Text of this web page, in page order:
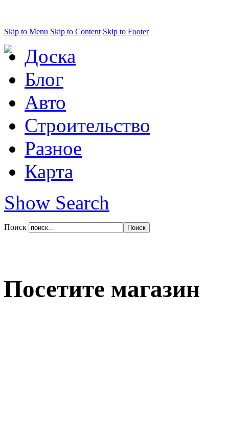
Skip to Menu Skip to Content Skip to Footer
Доска
Блог
Авто
Строительство
Разное
Карта
Show Search
Поиск
Посетите магазин